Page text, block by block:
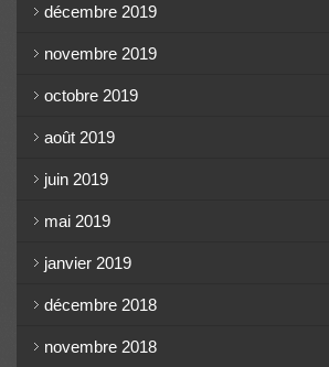
décembre 2019
novembre 2019
octobre 2019
août 2019
juin 2019
mai 2019
janvier 2019
décembre 2018
novembre 2018